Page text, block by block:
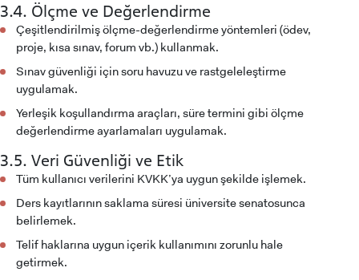
ADAYLARI
ÖNLİSANS ve
3.4. Ölçme ve Değerlendirme
Çeşitlendirilmiş ölçme-değerlendirme yöntemleri (ödev,
proje, kısa sınav, forum vb.) kullanmak.
Sınav güvenliği için soru havuzu ve rastgeleleştirme
uygulamak.
Yerleşik koşullandırma araçları, süre termini gibi ölçme
değerlendirme ayarlamaları uygulamak.
3.5. Veri Güvenliği ve Etik
Tüm kullanıcı verilerini KVKK’ya uygun şekilde işlemek.
Ders kayıtlarının saklama süresi üniversite senatosunca
belirlemek.
Telif haklarına uygun içerik kullanımını zorunlu hale
getirmek.